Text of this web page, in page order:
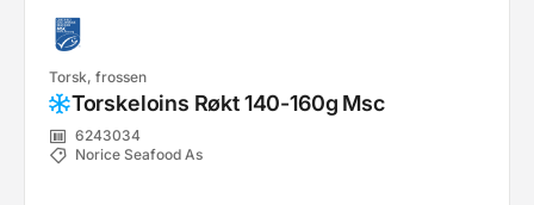
Torsk, frossen
Torskeloins Røkt 140-160g Msc
6243034
Norice Seafood As